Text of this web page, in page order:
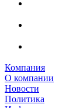
Компания
О компании
Новости
Политика